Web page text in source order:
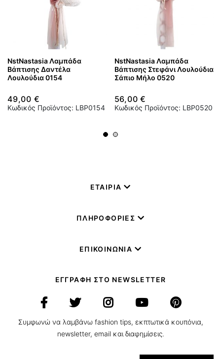
NstNastasia Λαμπάδα
Βάπτισης Δαντέλα
Λουλούδια 0154
49,00 €
Κωδικός Προϊόντος: LBP0154
NstNastasia Λαμπάδα
Βάπτισης Στεφάνι Λουλούδια
Σάπιο Μήλο 0520
56,00 €
Κωδικός Προϊόντος: LBP0520
ΕΤΑΙΡΙΑ
ΠΛΗΡΟΦΟΡΙΕΣ
ΕΠΙΚΟΙΝΩΝΙΑ
ΕΓΓΡΑΦΗ ΣΤΟ NEWSLETTER
Συμφωνώ να λαμβάνω fashion tips, εκπτωτικά κουπόνια,
newsletter, email και διαφημίσεις.